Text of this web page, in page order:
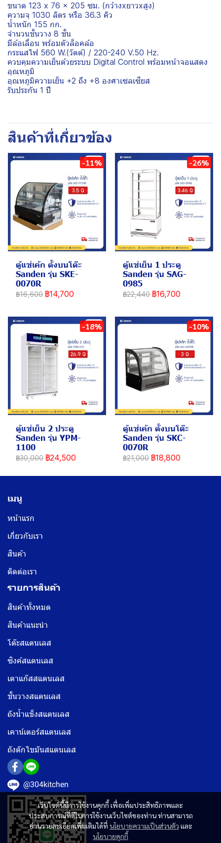
ขนาด 123 x 76 x 205 ซม. (กว้างxยาวxสูง)
ความจุ 1030 ลิตร หรือ 36.3 คิว
น้ำหนัก 155 กก.
จำนวนชั้นวาง 8 ชั้น
มีล้อเลื่อน พร้อมตัวล็อคล้อ
กระแสไฟ 560 W.(วัตต์) / 220-240 V.50 Hz.
ควบคุมความเย็นด้วยระบบ Digital Control พร้อมหน้าจอแสดง
อุณหภูมิ
อุณหภูมิความเย็น +2 ถึง +8 องศาเซลเซียส
รับประกัน 1 ปี
สินค้าที่เกี่ยวข้อง
-11%
ตู้แช่เค้ก ตั้งบนโต๊ะ
Sanden รุ่น SKE-
0070R
฿16,600 ฿14,700
-26%
ตู้แช่เย็น 1 ประตู
Sanden รุ่น SAG-
0985
฿22,440 ฿16,700
-18%
ตู้แช่เย็น 2 ประตู
Sanden รุ่น YPM-
1100
฿30,000 ฿24,500
-10%
ตู้แช่เค้ก ตั้งบนโต๊ะ
Sanden รุ่น SKC-
0070R
฿21,000 ฿18,800
เว็บไซต์นี้มีการใช้งานคุกกี้ เพื่อเพิ่มประสิทธิภาพและ
ประสบการณ์ที่ดีในการใช้งานเว็บไซต์ของท่าน ท่านสามารถ
อ่านรายละเอียดเพิ่มเติมได้ที่ นโยบายความเป็นส่วนตัว และ
นโยบายคุกกี้
เมนู
หน้าแรก
เกี่ยวกับเรา
สินค้า
ติดต่อเรา
รายการสินค้า
สินค้าทั้งหมด
สินค้าแนะนำ
โต๊ะสแตนเลส
ซิงค์สแตนเลส
เตาแก๊สสแตนเลส
ชั้นวางสแตนเลส
ถังน้ำแข็งสแตนเลส
เคาน์เตอร์สแตนเลส
ถังดักไขมันสแตนเลส
@304kitchen